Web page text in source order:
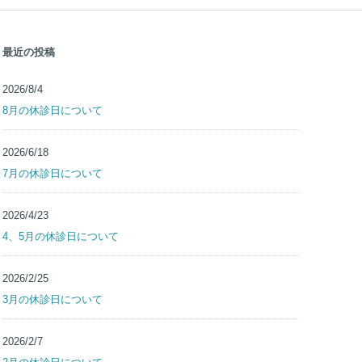
最近の投稿
2026/8/4
8月の休診日について
2026/6/18
7月の休診日について
2026/4/23
4、5月の休診日について
2026/2/25
3月の休診日について
2026/2/7